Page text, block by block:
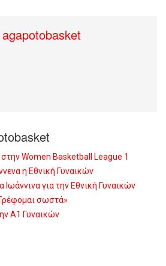
agapotobasket
Women Basketball League 1
η Εθνική Γυναικών
για την Εθνική Γυναικών
σωστά»
Α1 Γυναικών